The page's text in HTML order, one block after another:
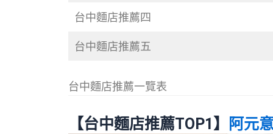
台中麵店推薦四
台中麵店推薦五
台中麵店推薦一覽表
【台中麵店推薦TOP1】 阿元